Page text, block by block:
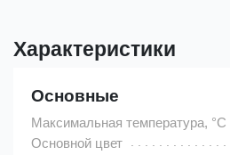
Характеристики
Основные
Максимальная температура, °C
Основной цвет